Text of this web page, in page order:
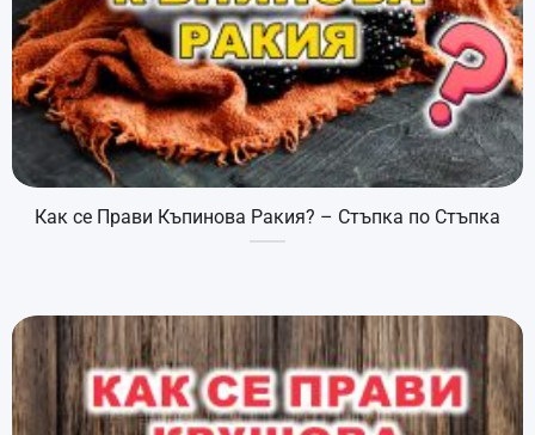
Как се Прави Къпинова Ракия? – Стъпка по Стъпка